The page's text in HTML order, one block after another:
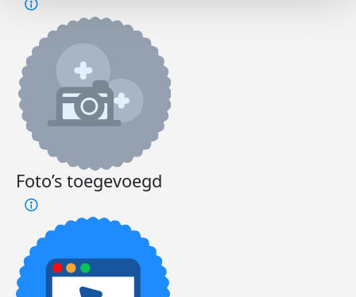
Foto’s toegevoegd